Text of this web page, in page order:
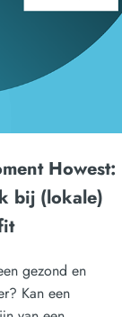
Howest:
bij (lokale)
gezond en
Kan een